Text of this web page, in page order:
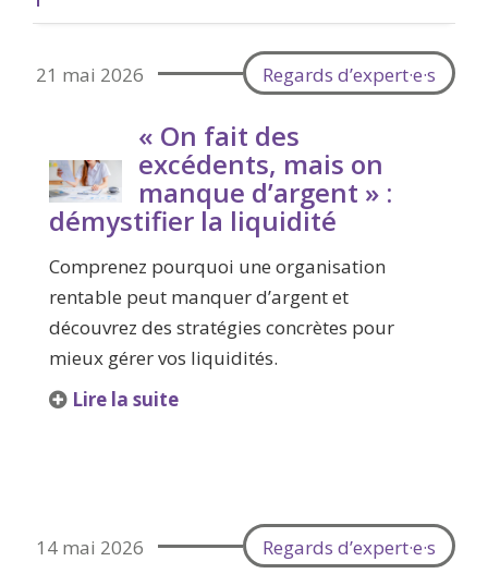
Regards d’expert·e·s
21 mai 2026
« On fait des
excédents, mais on
manque d’argent » :
démystifier la liquidité
Comprenez pourquoi une organisation
rentable peut manquer d’argent et
découvrez des stratégies concrètes pour
mieux gérer vos liquidités.
Lire la suite
Regards d’expert·e·s
14 mai 2026